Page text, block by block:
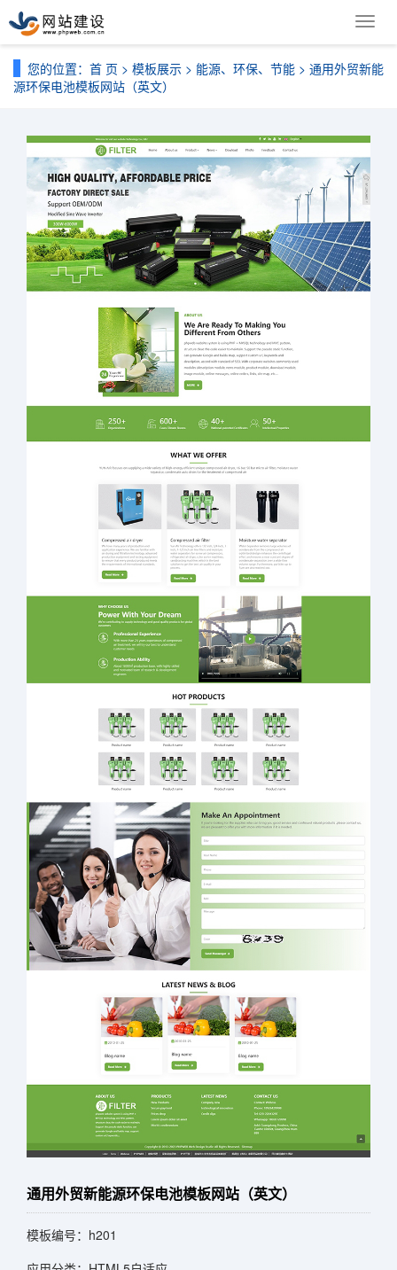
导
菜
单
您的位置： 首 页 > 模板展示 > 能源、环保、节能 > 通用外贸新能
源环保电池模板网站（英文）
通用外贸新能源环保电池模板网站（英文）
模板编号：h201